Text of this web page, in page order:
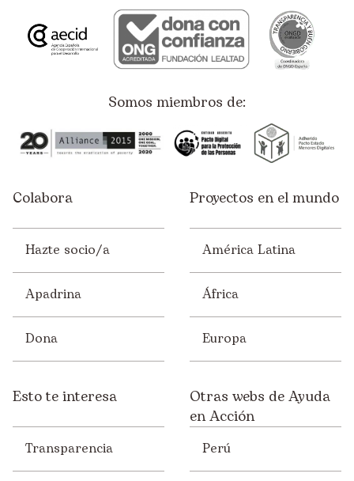
Somos miembros de:
Colabora
Hazte socio/a
Apadrina
Dona
Proyectos en el mundo
América Latina
África
Europa
Esto te interesa
Transparencia
Otras webs de Ayuda
en Acción
Perú